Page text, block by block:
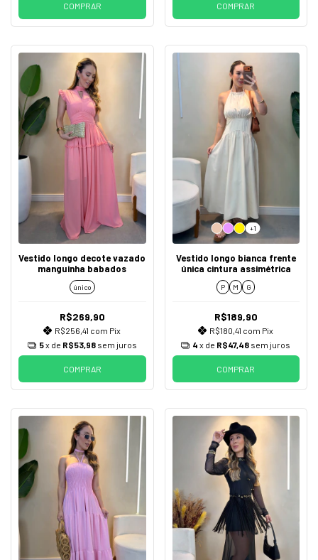
COMPRAR COMPRAR
Vestido longo decote vazado
manguinha babados
único
R$269,90
R$256,41 com Pix
5x de R$53,98 sem juros
COMPRAR
+1
Vestido longo bianca frente
única cintura assimétrica
P M G
R$189,90
R$180,41 com Pix
4 x de R$47,48 sem juros
COMPRAR